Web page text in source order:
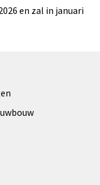
en zal in januari